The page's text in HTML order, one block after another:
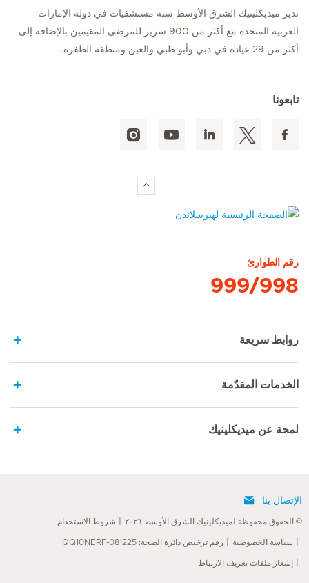
تدير ميديكلينيك الشرق الأوسط ستة مستشفيات في دولة الإمارات
العربية المتحدة مع أكثر من 900 سرير للمرضى المقيمين بالإضافة إلى
أكثر من 29 عيادة في دبي وأبو ظبي والعين ومنطقة الظفرة.
تابعونا
رقم الطوارئ
999/998
روابط سريعة
الخدمات المقدّمة
لمحة عن ميديكلينيك
الإتصال بنا
© الحقوق محفوظة لميديكلينيك الشرق الأوسط ٢٠٢٦ شروط الاستخدام
سياسة الخصوصية رقم ترخيص دائرة الصحة: QQ10NERF-081225
إشعار ملفات تعريف الارتباط